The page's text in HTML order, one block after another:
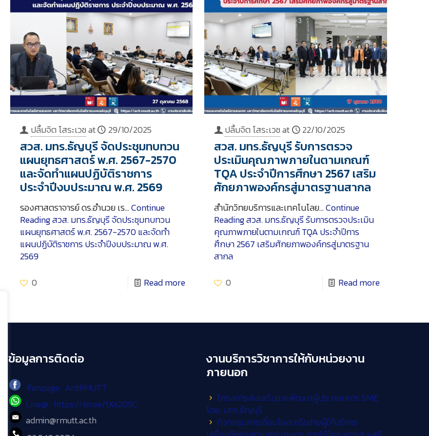
ปลื้มจิต โสระเวชat 29/10/2025
สวส. มทร.ธัญบุรี จัดประชุมทบทวน
แผนยุทธศาสตร์ พ.ศ. 2567-2570
และจัดทำแผนปฏิบัติราชการ
ประจำปีงบประมาณ พ.ศ. 2569
รองศาสตราจารย์ ดร.อำนวย เร…Continue
Readingสวส. มทร.ธัญบุรี จัดประชุมทบทวน
แผนยุทธศาสตร์ พ.ศ. 2567-2570 และจัดทำ
แผนปฏิบัติราชการ ประจำปีงบประมาณ พ.ศ.
2569
0
Read more
ปลื้มจิต โสระเวชat 22/10/2025
สวส. มทร.ธัญบุรี รับการตรวจ
ประเมินคุณภาพภายในตามเกณฑ์
TQA ประจำปีการศึกษา 2567 เสริม
ศักยภาพองค์กรสู่มาตรฐานสากล
สำนักวิทยบริการและเทคโนโลย…Continue
Readingสวส. มทร.ธัญบุรี รับการตรวจประเมิน
คุณภาพภายในตามเกณฑ์ TQA ประจำปีการ
ศึกษา 2567 เสริมศักยภาพองค์กรสู่มาตรฐาน
สากล
0
Read more
ข้อมูลการติดต่อ
Fanpage : AritRMUTT
Line@ : https://lin.ee/tXe209C
admin@rmutt.ac.th
งานบริการวิชาการให้กับหน่วยงาน
ภายนอก
โครงการส่งเสริมและพัฒนาผู้ประกอบการ SME
โดย. มทร.ธัญบุรี
กิจกรรมการเชื่อมโยงเครือข่ายผู้ให้บริการ